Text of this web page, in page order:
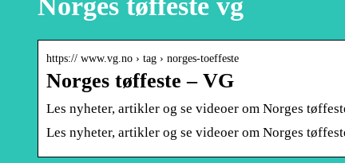
https:// www.vg.no › tag › norges-toeffeste
Norges tøffeste – VG
Les nyheter, artikler og se videoer om Norges
Les nyheter, artikler og se videoer om Norges